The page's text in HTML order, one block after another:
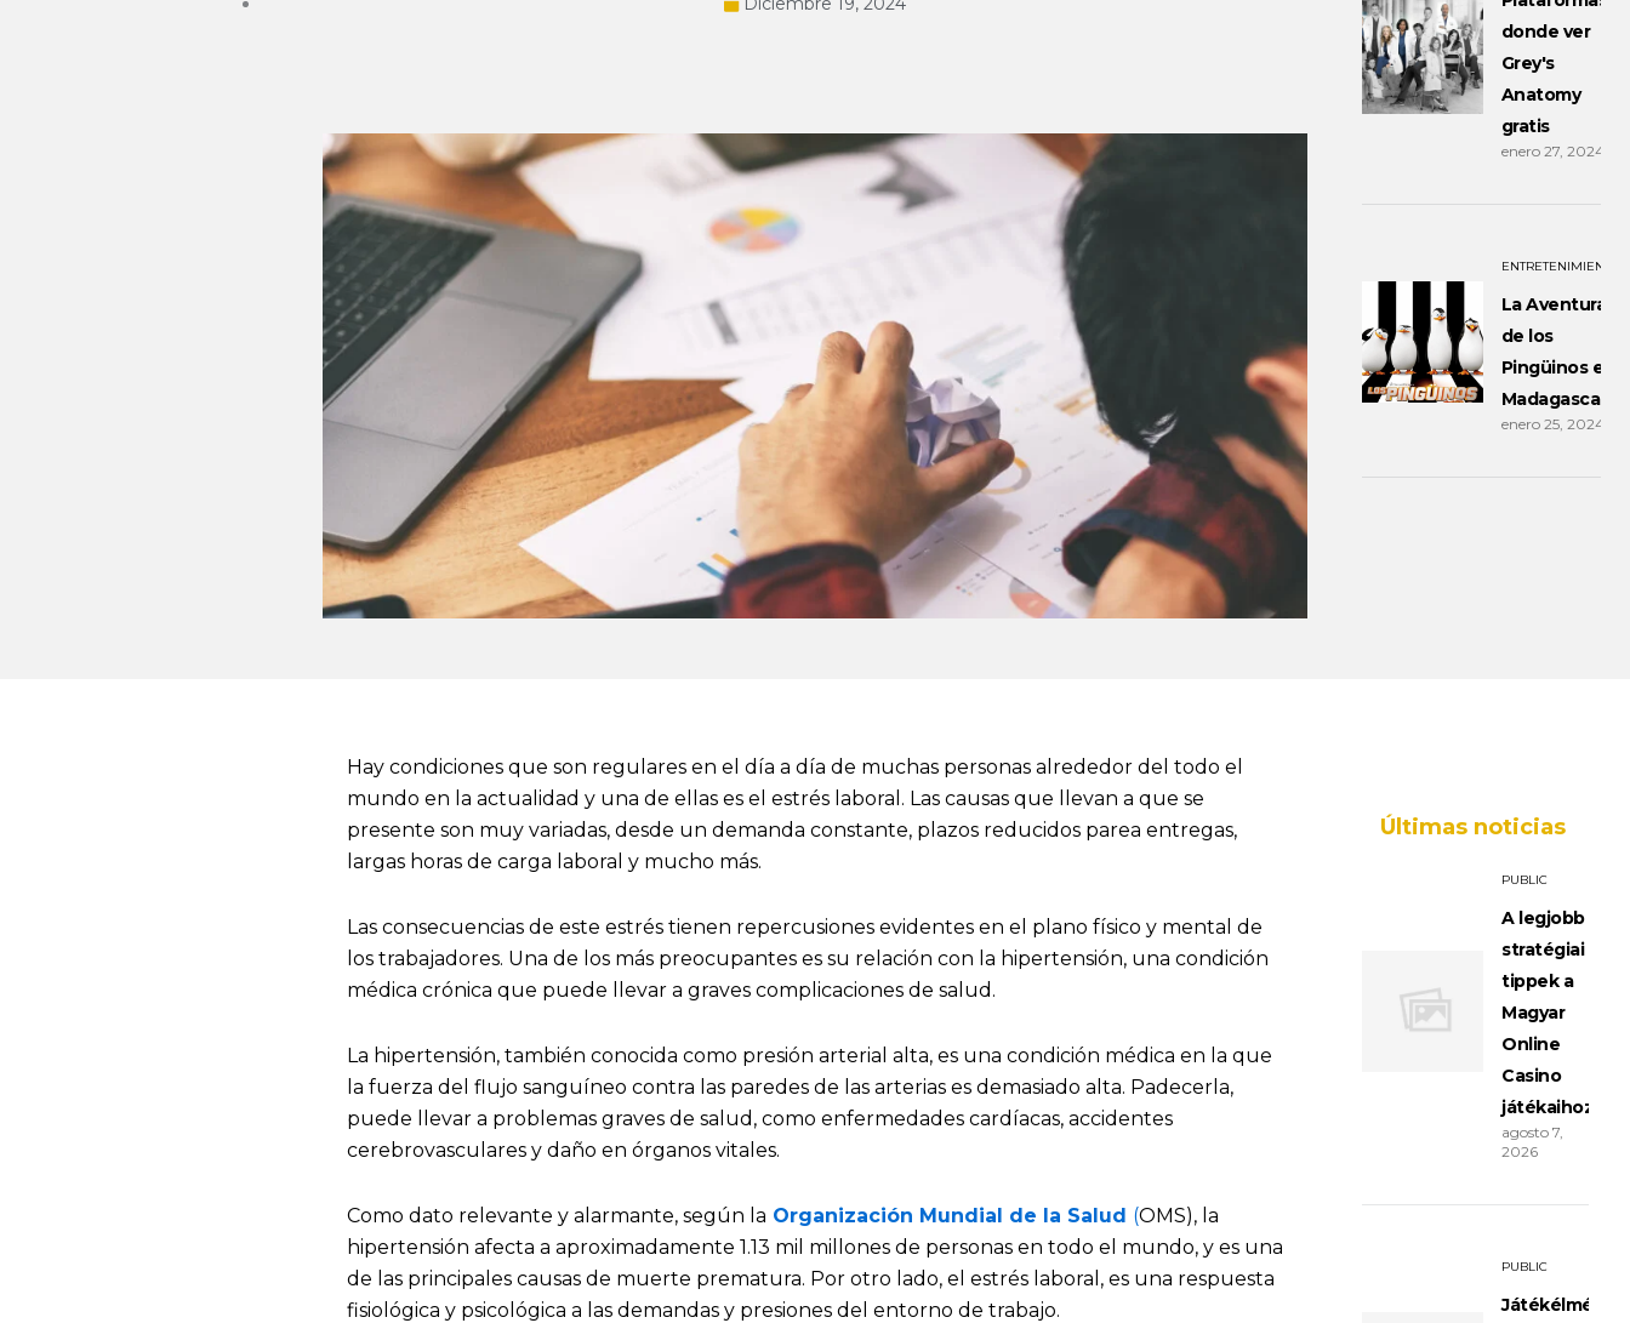
donde ver
Grey's
Anatomy
gratis
enero 27, 2024
ENTRETENIMIENTO
La Aventura
de los
Pingüinos en
Madagascar
enero 25, 2024
Hay condiciones que son regulares en el día a día de muchas personas alrededor del todo el
mundo en la actualidad y una de ellas es el estrés laboral. Las causas que llevan a que se
presente son muy variadas, desde un demanda constante, plazos reducidos parea entregas,
largas horas de carga laboral y mucho más.
Las consecuencias de este estrés tienen repercusiones evidentes en el plano físico y mental de
los trabajadores. Una de los más preocupantes es su relación con la hipertensión, una condición
médica crónica que puede llevar a graves complicaciones de salud.
La hipertensión, también conocida como presión arterial alta, es una condición médica en la que
la fuerza del flujo sanguíneo contra las paredes de las arterias es demasiado alta. Padecerla,
puede llevar a problemas graves de salud, como enfermedades cardíacas, accidentes
cerebrovasculares y daño en órganos vitales.
Como dato relevante y alarmante, según la Organización Mundial de la Salud (OMS), la
hipertensión afecta a aproximadamente 1.13 mil millones de personas en todo el mundo, y es una
de las principales causas de muerte prematura. Por otro lado, el estrés laboral, es una respuesta
fisiológica y psicológica a las demandas y presiones del entorno de trabajo.
Últimas noticias
PUBLIC
A legjobb
stratégiai
tippek a
Magyar
Online
Casino
játékaihoz
agosto 7,
2026
PUBLIC